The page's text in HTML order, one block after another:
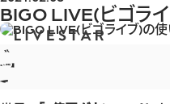
BIGO LIVE(ビゴラ